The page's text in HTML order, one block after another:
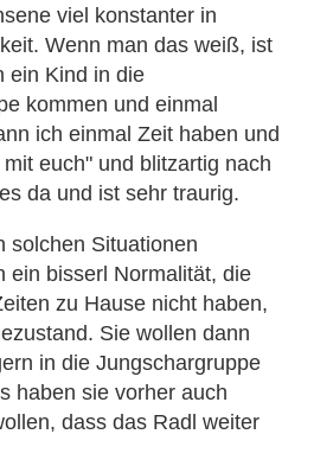
viel konstanter in
Wenn man das weiß, ist
ein Kind in die
kommen und einmal
ich einmal Zeit haben und
euch" und blitzartig nach
da und ist sehr traurig.
solchen Situationen
ein bisserl Normalität, die
zu Hause nicht haben,
Sie wollen dann
in die Jungschargruppe
haben sie vorher auch
dass das Radl weiter